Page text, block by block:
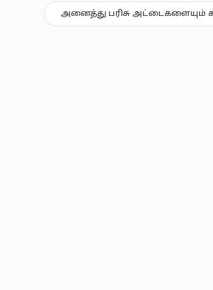
அனைத்து பரிசு அட்டைகளையும்